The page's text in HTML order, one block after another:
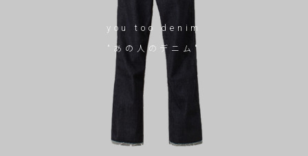
you too denim
"あの人のデニム"